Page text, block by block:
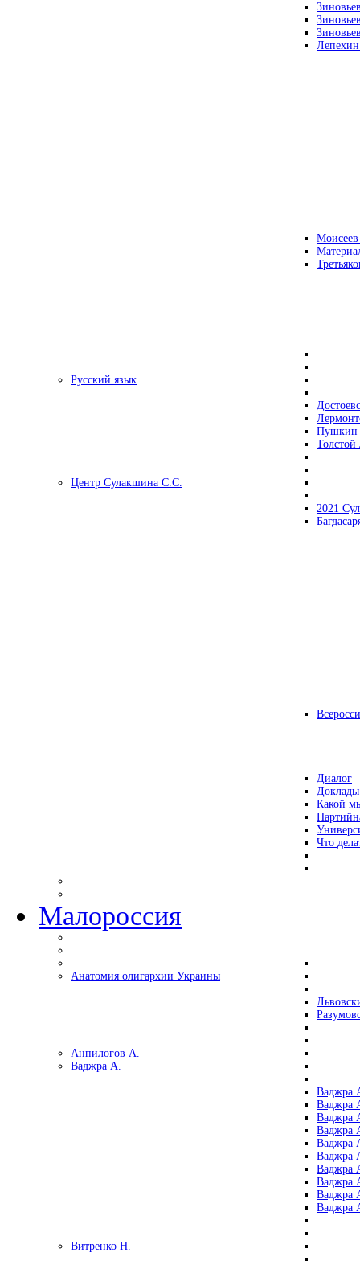
Русский язык
Центр Сулакшина С.С.
2021
Диалог
Какой
Что
Малороссия
Анатомия олигархии Украины
Анпилогов А.
Ваджра А.
Ваджра
Ваджра
Ваджра
Ваджра
Ваджра
Ваджра
Ваджра
Ваджра
Ваджра
Ваджра
Витренко Н.